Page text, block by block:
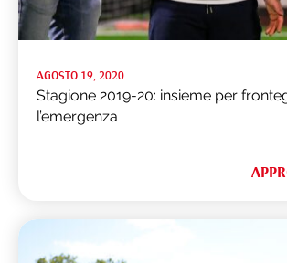
AGOSTO 19, 2020
Stagione 2019-20: insieme per
l’emergenza